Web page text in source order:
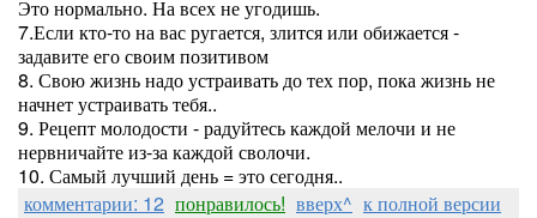
Это нормально. На всех не угодишь.
7.Если кто-то на вас ругается, злится или обижается -
задавите его своим позитивом
8. Свою жизнь надо устраивать до тех пор, пока жизнь не
начнет устраивать тебя..
9. Рецепт молодости - радуйтесь каждой мелочи и не
нервничайте из-за каждой сволочи.
10. Самый лучший день = это сегодня..
комментарии: 12 понравилось! вверх^ к полной версии